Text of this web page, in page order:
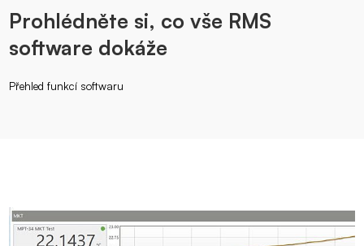
Prohlédněte si, co vše RMS
software dokáže
Přehled funkcí softwaru